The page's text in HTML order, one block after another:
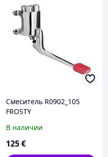
Смеситель R0902_105
FROSTY
В наличии
125€